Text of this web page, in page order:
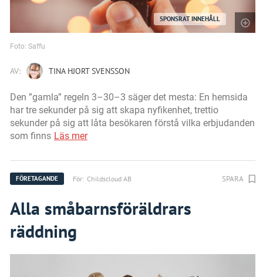
SPONSRAT INNEHÅLL
Foto: Saffu
AV: TINA HJORT SVENSSON
Den ”gamla” regeln 3–30–3 säger det mesta: En hemsida
har tre sekunder på sig att skapa nyfikenhet, trettio
sekunder på sig att låta besökaren förstå vilka erbjudanden
som finns Läs mer
FÖRETAGANDE För: Childscloud AB SPARA
Alla småbarnsföräldrars
räddning